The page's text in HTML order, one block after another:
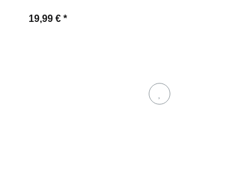
19,99 € *